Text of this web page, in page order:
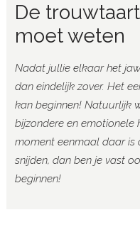
De
moet weten
Nadat jullie elkaar het
dan eindelijk zover. Het
kan beginnen! Natuurlijk
bijzondere en emotionele
moment eenmaal daar
snijden, dan ben je vast
beginnen!